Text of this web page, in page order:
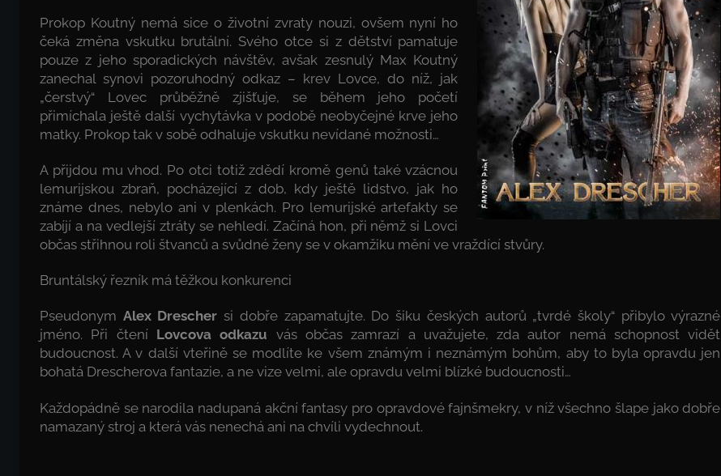
Prokop Koutný nemá sice o životní zvraty nouzi, ovšem nyní ho
čeká změna vskutku brutální. Svého otce si z dětství pamatuje
pouze z jeho sporadických návštěv, avšak zesnulý Max Koutný
zanechal synovi pozoruhodný odkaz – krev Lovce, do níž, jak
„čerstvý“ Lovec průběžně zjišťuje, se během jeho početí
přimíchala ještě další vychytávka v podobě neobyčejné krve jeho
matky. Prokop tak v sobě odhaluje vskutku nevídané možnosti…
A přijdou mu vhod. Po otci totiž zdědí kromě genů také vzácnou
lemurijskou zbraň, pocházející z dob, kdy ještě lidstvo, jak ho
známe dnes, nebylo ani v plenkách. Pro lemurijské artefakty se
zabíjí a na vedlejší ztráty se nehledí. Začíná hon, při němž si Lovci
občas střihnou roli štvanců a svůdné ženy se v okamžiku mění ve vraždící stvůry.
Bruntálský řezník má těžkou konkurenci
Pseudonym Alex Drescher si dobře zapamatujte. Do šiku českých autorů „tvrdé školy“ přibylo výrazné
jméno. Při čtení Lovcova odkazu vás občas zamrazí a uvažujete, zda autor nemá schopnost vidět
budoucnost. A v další vteřině se modlíte ke všem známým i neznámým bohům, aby to byla opravdu jen
bohatá Drescherova fantazie, a ne vize velmi, ale opravdu velmi blízké budoucnosti…
Každopádně se narodila nadupaná akční fantasy pro opravdové fajnšmekry, v níž všechno šlape jako dobře
namazaný stroj a která vás nenechá ani na chvíli vydechnout.